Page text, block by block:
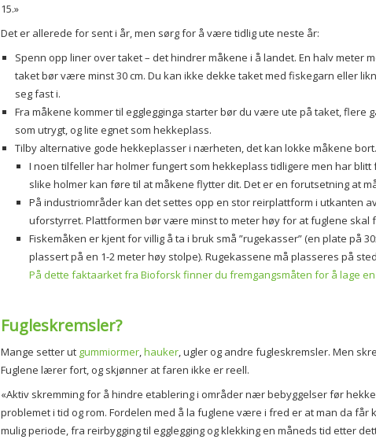
15.»
Det er allerede for sent i år, men sørg for å være tidlig ute neste år:
Spenn opp liner over taket – det hindrer måkene i å landet. En halv meter
taket bør være minst 30 cm. Du kan ikke dekke taket med fiskegarn eller
seg fast i.
Fra måkene kommer til egglegginga starter bør du være ute på taket, flere
som utrygt, og lite egnet som hekkeplass.
Tilby alternative gode hekkeplasser i nærheten, det kan lokke måkene bort.
I noen tilfeller har holmer fungert som hekkeplass tidligere men har blitt
slike holmer kan føre til at måkene flytter dit. Det er en forutsetning at
På industriområder kan det settes opp en stor reirplattform i utkanten
uforstyrret. Plattformen bør være minst to meter høy for at fuglene skal
Fiskemåken er kjent for villig å ta i bruk små ”rugekasser” (en plate på
plassert på en 1-2 meter høy stolpe). Rugekassene må plasseres på
På dette faktaarket fra Bioforsk finner du fremgangsmåten for å lage
Fugleskremsler?
Mange setter ut gummiormer,hauker, ugler og andre fugleskremsler. Men
Fuglene lærer fort, og skjønner at faren ikke er reell.
«Aktiv skremming for å hindre etablering i områder nær bebyggelser før
problemet i tid og rom. Fordelen med å la fuglene være i fred er at man da
mulig periode, fra reirbygging til egglegging og klekking en måneds tid etter